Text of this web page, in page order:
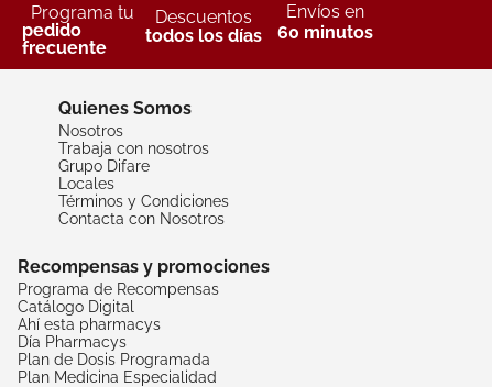
Programa tu
pedido
frecuente
Descuentos
todos los días
Envíos en
60 minutos
Quienes Somos
Nosotros
Trabaja con nosotros
Grupo Difare
Locales
Términos y Condiciones
Contacta con Nosotros
Recompensas y promociones
Programa de Recompensas
Catálogo Digital
Ahí esta pharmacys
Día Pharmacys
Plan de Dosis Programada
Plan Medicina Especialidad